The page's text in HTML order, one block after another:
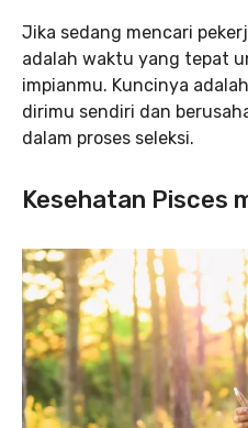
Jika sedang mencari
adalah waktu yang tepat
impianmu. Kuncinya
dirimu sendiri dan
dalam proses seleksi.
Kesehatan Pisces